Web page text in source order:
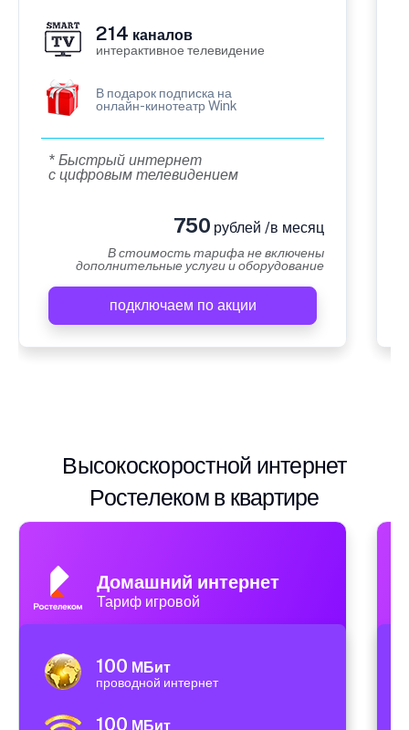
214 каналов
интерактивное телевидение
В подарок подписка на
онлайн-кинотеатр Wink
* Быстрый интернет
с цифровым телевидением
750 рублей /в месяц
В стоимость тарифа не включены
дополнительные услуги и оборудование
подключаем по акции
Высокоскоростной интернет
Ростелеком в квартире
Домашний интернет
Тариф игровой
100 МБит
проводной интернет
100 МБит